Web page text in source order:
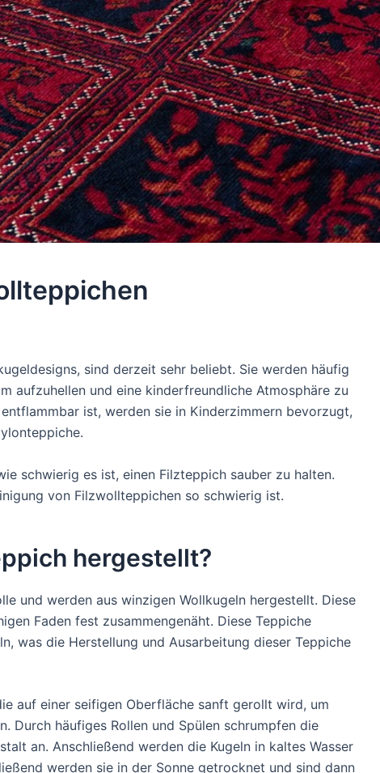
sind derzeit sehr beliebt. Sie werden häufig
aufzuhellen und eine kinderfreundliche Atmosphäre zu
ist, werden sie in Kinderzimmern bevorzugt,
schwierig es ist, einen Filzteppich sauber zu halten.
von Filzwollteppichen so schwierig ist.
hergestellt?
und werden aus winzigen Wollkugeln hergestellt. Diese
Faden fest zusammengenäht. Diese Teppiche
was die Herstellung und Ausarbeitung dieser Teppiche
auf einer seifigen Oberfläche sanft gerollt wird, um
Durch häufiges Rollen und Spülen schrumpfen die
an. Anschließend werden die Kugeln in kaltes Wasser
werden sie in der Sonne getrocknet und sind dann